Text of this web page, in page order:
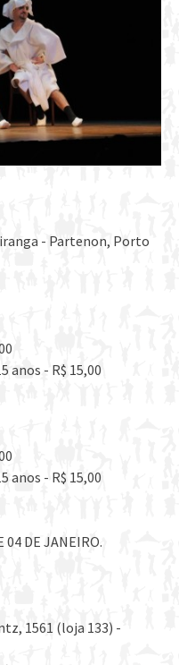
- Partenon, Porto
anos - R$ 15,00
anos - R$ 15,00
04 DE JANEIRO.
1561 (loja 133) -